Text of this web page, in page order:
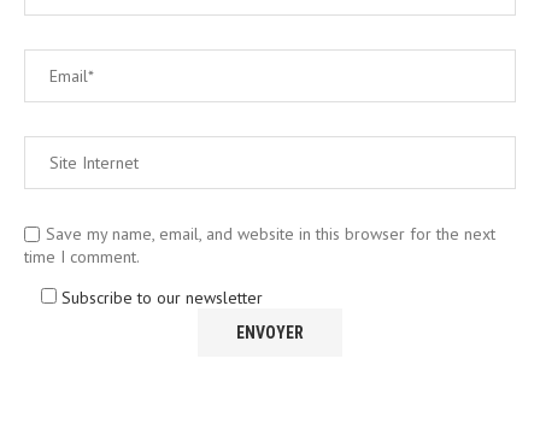
Save my name, email, and website in this browser for the next
time I comment.
Subscribe to our newsletter